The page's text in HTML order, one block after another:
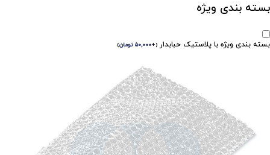
بسته بندی ویژه
بسته بندی ویژه با پلاستیک حبابدار (
+۵۰,۰۰۰ تومان)